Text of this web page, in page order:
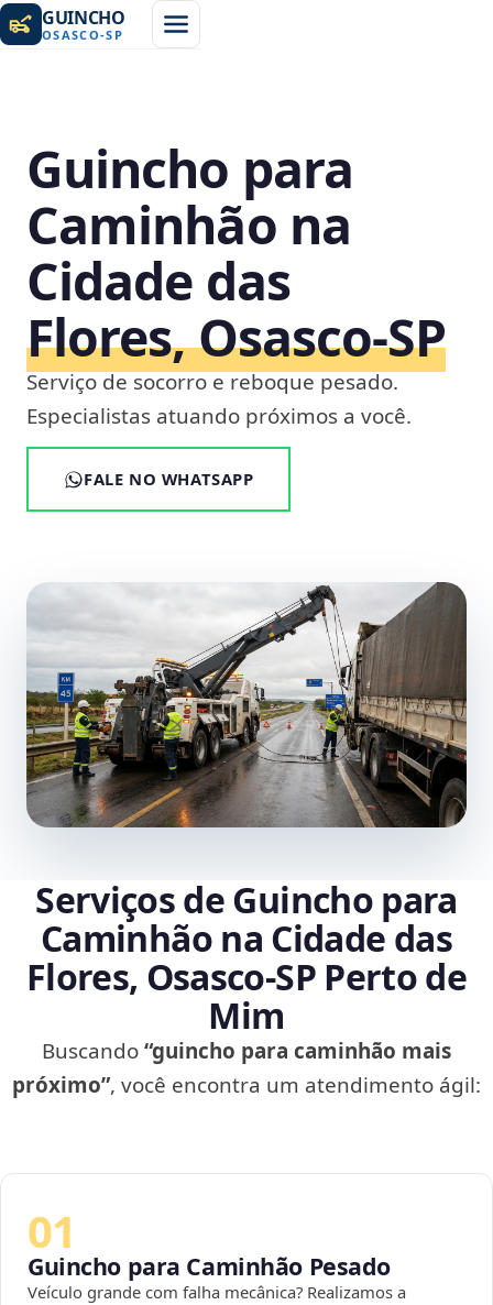
GUINCHO
OSASCO-SP
Guincho para
Caminhão na
Cidade das
Flores, Osasco‑SP
Serviço de socorro e reboque pesado.
Especialistas atuando próximos a você.
FALE NO WHATSAPP
Serviços de Guincho para
Caminhão na Cidade das
Flores, Osasco‑SP Perto de
Mim
Buscando“guincho para caminhão mais
próximo”, você encontra um atendimento ágil:
01
Guincho para Caminhão Pesado
Veículo grande com falha mecânica? Realizamos a